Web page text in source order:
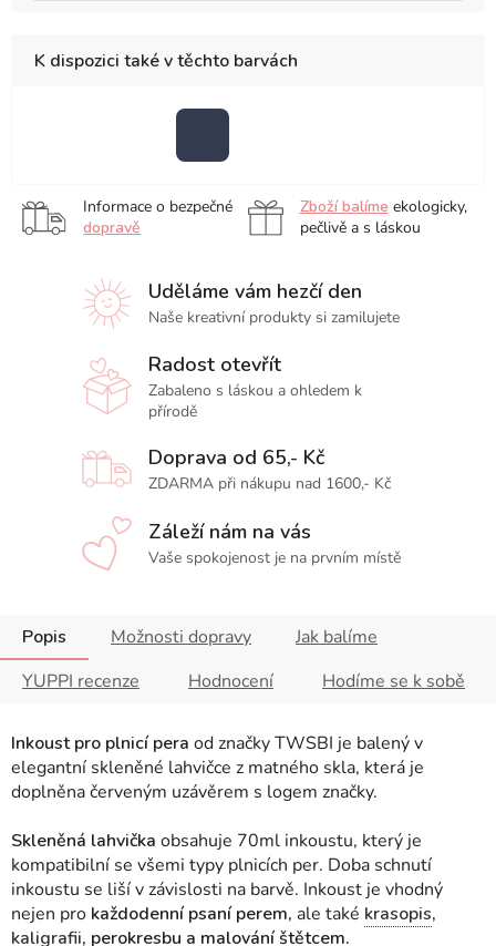
K dispozici také v těchto barvách
Informace o bezpečné
dopravě
Zboží balíme ekologicky,
pečlivě a s láskou
Uděláme vám hezčí den
Naše kreativní produkty si zamilujete
Radost otevřít
Zabaleno s láskou a ohledem k
přírodě
Doprava od 65,- Kč
ZDARMA při nákupu nad 1600,- Kč
Záleží nám na vás
Vaše spokojenost je na prvním místě
Popis Možnosti dopravy
Jak balíme
YUPPI recenze
Hodnocení Hodíme se k sobě
Inkoust pro plnicí pera od značky TWSBI je balený v
elegantní skleněné lahvičce z matného skla, která je
doplněna červeným uzávěrem s logem značky.
Skleněná lahvička obsahuje 70ml inkoustu, který je
kompatibilní se všemi typy plnicích per. Doba schnutí
inkoustu se liší v závislosti na barvě. Inkoust je vhodný
nejen pro každodenní psaní perem, ale také krasopis,
kaligrafii, perokresbu a malování štětcem.